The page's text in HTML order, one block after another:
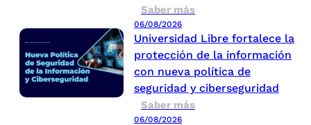
Saber más
06/08/2026
Universidad Libre fortalece la
protección de la información
con nueva política de
seguridad y ciberseguridad
Saber más
06/08/2026